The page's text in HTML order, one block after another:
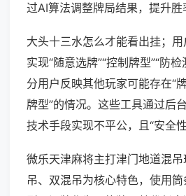
过AI算法调整牌局结果，提升胜
大头十三水怎么才能看出挂；
实现“随意选牌”“控制牌型”“防
分用户反映其他玩家可能存在“
牌型”的情况。这些工具通过后
技术手段实现不平公，且“安全性
微乐天津麻将主打津门地道混
吊、双混吊为核心特色，使用